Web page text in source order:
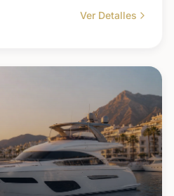
Ver Detalles